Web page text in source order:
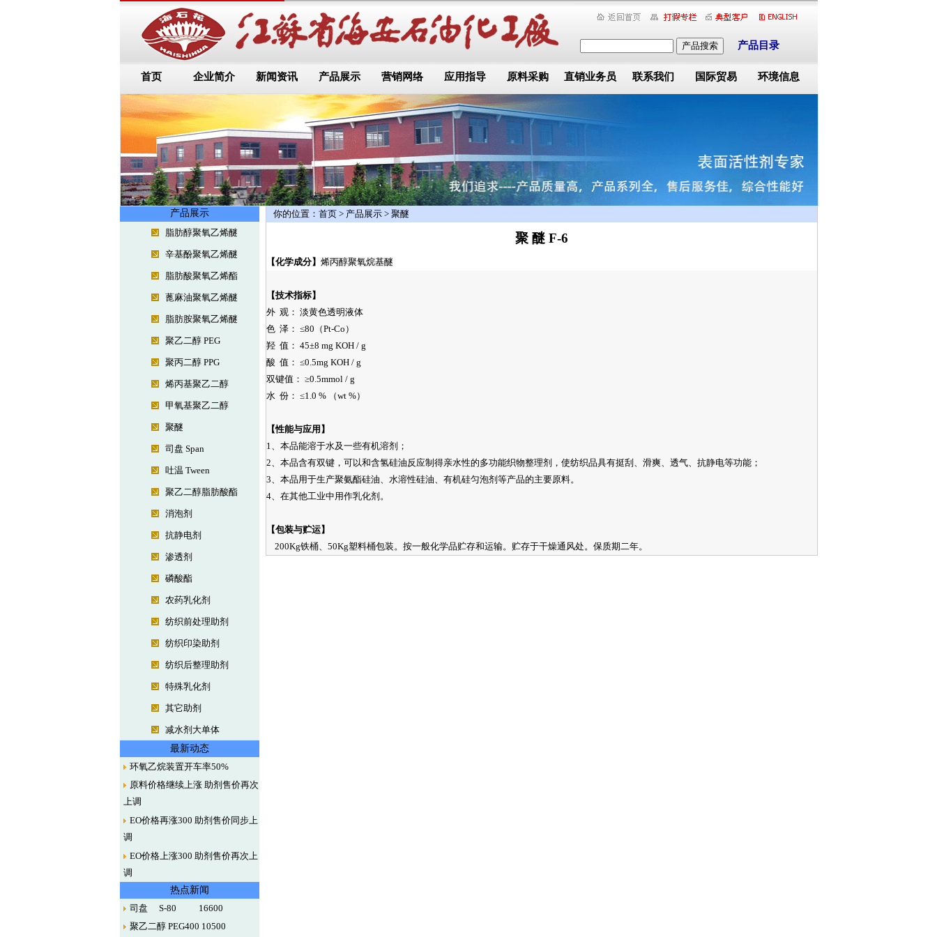
产品搜索 产品目录
首页 企业简介 新闻资讯 产品展示 营销网络 应用指导 原料采购 直销业务员 联系我们 国际贸易 环境信息
产品展示
脂肪醇聚氧乙烯醚
辛基酚聚氧乙烯醚
脂肪酸聚氧乙烯酯
蓖麻油聚氧乙烯醚
脂肪胺聚氧乙烯醚
聚乙二醇 PEG
聚丙二醇 PPG
烯丙基聚乙二醇
甲氧基聚乙二醇
聚醚
司盘 Span
吐温 Tween
聚乙二醇脂肪酸酯
消泡剂
抗静电剂
渗透剂
磷酸酯
农药乳化剂
纺织前处理助剂
纺织印染助剂
纺织后整理助剂
特殊乳化剂
其它助剂
减水剂大单体
最新动态
环氧乙烷装置开车率50%
原料价格继续上涨 助剂售价再次
上调
EO价格再涨300 助剂售价同步上
调
EO价格上涨300 助剂售价再次上
调
热点新闻
司盘 S-80 16600
聚乙二醇 PEG400 10500
你的位置： 首页> 产品展示> 聚醚
聚 醚 F-6
【化学成分】 烯丙醇聚氧烷基醚
【技术指标】
外 观： 淡黄色透明液体
色 泽： ≤80（Pt-Co）
羟 值： 45±8 mg KOH / g
酸 值： ≤0.5mg KOH / g
双键值： ≥0.5mmol / g
水 份： ≤1.0 % （wt %）
【性能与应用】
1、本品能溶于水及一些有机溶剂；
2、本品含有双键，可以和含氢硅油反应制得亲水性的多功能织物整理剂，使纺织品具有挺刮、滑爽、透气、抗静电等功能；
3、本品用于生产聚氨酯硅油、水溶性硅油、有机硅匀泡剂等产品的主要原料。
4、在其他工业中用作乳化剂。
【包装与贮运】
200Kg铁桶、50Kg塑料桶包装。按一般化学品贮存和运输。贮存于干燥通风处。保质期二年。